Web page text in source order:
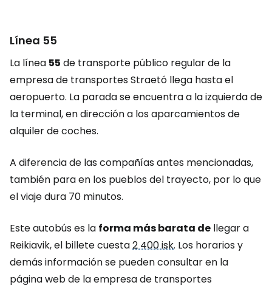
Línea 55
La línea 55 de transporte público regular de la
empresa de transportes Straetó llega hasta el
aeropuerto. La parada se encuentra a la izquierda de
la terminal, en dirección a los aparcamientos de
alquiler de coches.
A diferencia de las compañías antes mencionadas,
también para en los pueblos del trayecto, por lo que
el viaje dura 70 minutos.
Este autobús es la forma más barata de llegar a
Reikiavik, el billete cuesta2 400 isk. Los horarios y
demás información se pueden consultar en la
página web de la empresa de transportes